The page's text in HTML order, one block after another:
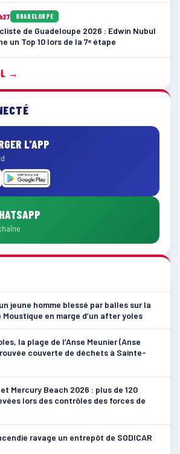
GUADELOUPE
de Guadeloupe 2026 : Edwin Nubul
un Top 10 lors de la 7ᵉ étape
→
L'APP
jeune homme blessé par balles sur la
Moustique en marge d’un after yoles
la plage de l’Anse Meunier (Anse
couverte de déchets à Sainte-
Mercury Beach 2026 : plus de 120
lors des contrôles des forces de
ravage un entrepôt de SODICAR